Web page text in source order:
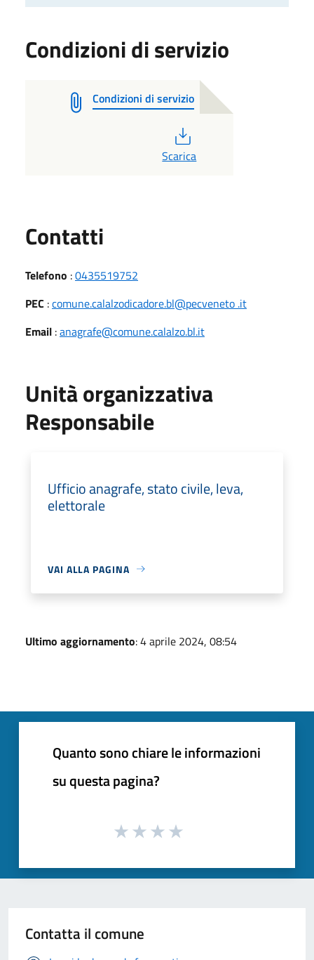
Condizioni di servizio
Condizioni di servizio
Scarica
Contatti
Telefono :0435519752
PEC :comune.calalzodicadore.bl@pecveneto .it
Email :anagrafe@comune.calalzo.bl.it
Unità organizzativa
Responsabile
Ufficio anagrafe, stato civile, leva,
elettorale
VAI ALLA PAGINA
Ultimo aggiornamento: 4 aprile 2024, 08:54
Quanto sono chiare le informazioni
su questa pagina?
Contatta il comune